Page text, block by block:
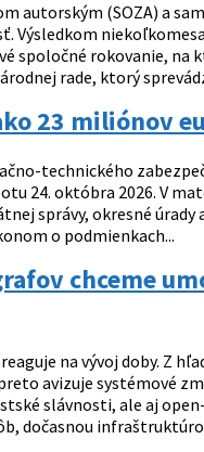
autorským (SOZA) a
spoločné rokovanie,
rade, ktorý
23 miliónov
technického
24. októbra 2026. V
správy, okresné úrady
o podmienkach...
chceme
na vývoj doby. Z
avizuje systémové
slávnosti, ale aj
dočasnou